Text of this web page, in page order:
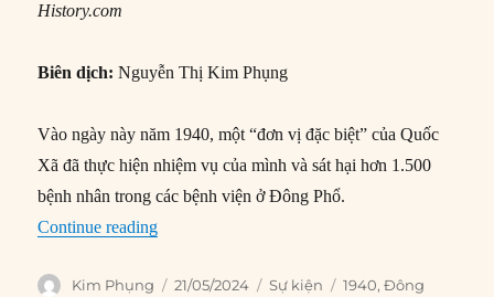
History.com
Biên dịch:Nguyễn Thị Kim Phụng
Vào ngày này năm 1940, một “đơn vị đặc biệt” của Quốc
Xã đã thực hiện nhiệm vụ của mình và sát hại hơn 1.500
bệnh nhân trong các bệnh viện ở Đông Phổ.
Continue reading“21/05/1940: Đức Quốc Xã sát hại những
Author
Kim Phụng
Posted
21/05/2024 Categories
Sự kiện Tags
1940,Đông